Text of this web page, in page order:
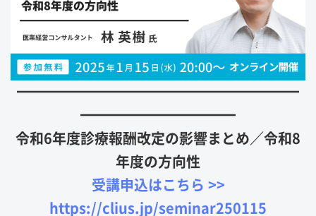
━━━━━━━━━━━━━━━━━━━━
━━━━━━━━━━━
令和6年度診療報酬改定の影響まとめ／令和8
年度の方向性
受講申込はこちら >>
https://clius.jp/seminar250115